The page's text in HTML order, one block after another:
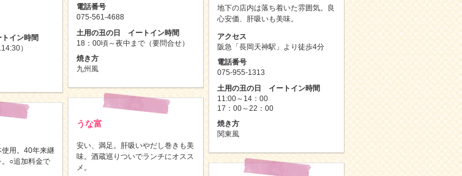
イン時間
）
電話番号
075-561-4688
土用の丑の日 イートイン時間
18：00頃～夜中まで（要問合せ）
焼き方
九州風
地下の店内は落ち着いた雰囲気。良
心安価、肝吸いも美味。
アクセス
阪急「長岡天神駅」より徒歩4分
電話番号
075-955-1313
土用の丑の日 イートイン時間
11:00～14：00
17：00～22：00
焼き方
関東風
うな富
安い、満足。肝吸いやだし巻きも美
味。酒蔵巡りついでランチにオスス
メ。
使用。40年来継
○追加料金で